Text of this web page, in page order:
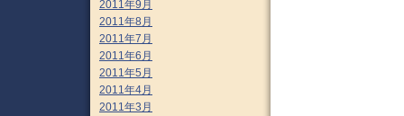
2011年9月
2011年8月
2011年7月
2011年6月
2011年5月
2011年4月
2011年3月